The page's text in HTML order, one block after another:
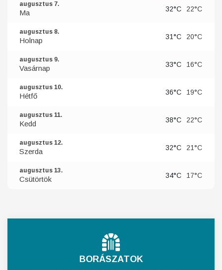
augusztus 7.
Ma 32°C 22°C
augusztus 8.
Holnap 31°C 20°C
augusztus 9.
Vasárnap 33°C 16°C
augusztus 10.
Hétfő 36°C 19°C
augusztus 11.
Kedd 38°C 22°C
augusztus 12.
Szerda 32°C 21°C
augusztus 13.
Csütörtök 34°C 17°C
BORÁSZATOK